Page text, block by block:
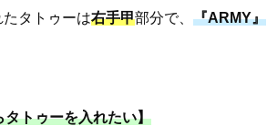
タトゥーは右手甲部分で、 『ARMY』
タトゥーを入れたい】